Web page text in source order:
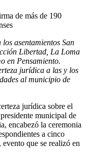
de más de 190
asentamientos San
Libertad, La Loma
en Pensamiento.
jurídica a las y los
al municipio de
jurídica sobre el
municipal de
encabezó la ceremonia
a cinco
que se realizó en